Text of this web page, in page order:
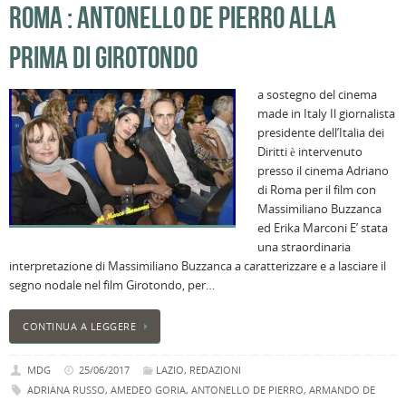
ROMA : ANTONELLO DE PIERRO ALLA
PRIMA DI GIROTONDO
a sostegno del cinema
made in Italy Il giornalista
presidente dell’Italia dei
Diritti è intervenuto
presso il cinema Adriano
di Roma per il film con
Massimiliano Buzzanca
ed Erika Marconi E’ stata
una straordinaria
interpretazione di Massimiliano Buzzanca a caratterizzare e a lasciare il
segno nodale nel film Girotondo, per…
CONTINUA A LEGGERE
MDG 25/06/2017 LAZIO, REDAZIONI
ADRIANA RUSSO, AMEDEO GORIA, ANTONELLO DE PIERRO, ARMANDO DE